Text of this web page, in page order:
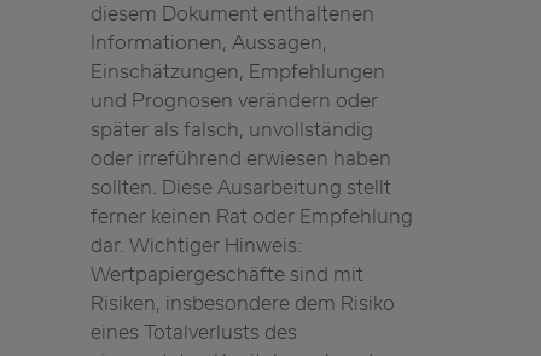
diesem Dokument enthaltenen
Informationen, Aussagen,
Einschätzungen, Empfehlungen
und Prognosen verändern oder
später als falsch, unvollständig
oder irreführend erwiesen haben
sollten. Diese Ausarbeitung stellt
ferner keinen Rat oder Empfehlung
dar. Wichtiger Hinweis:
Wertpapiergeschäfte sind mit
Risiken, insbesondere dem Risiko
eines Totalverlusts des